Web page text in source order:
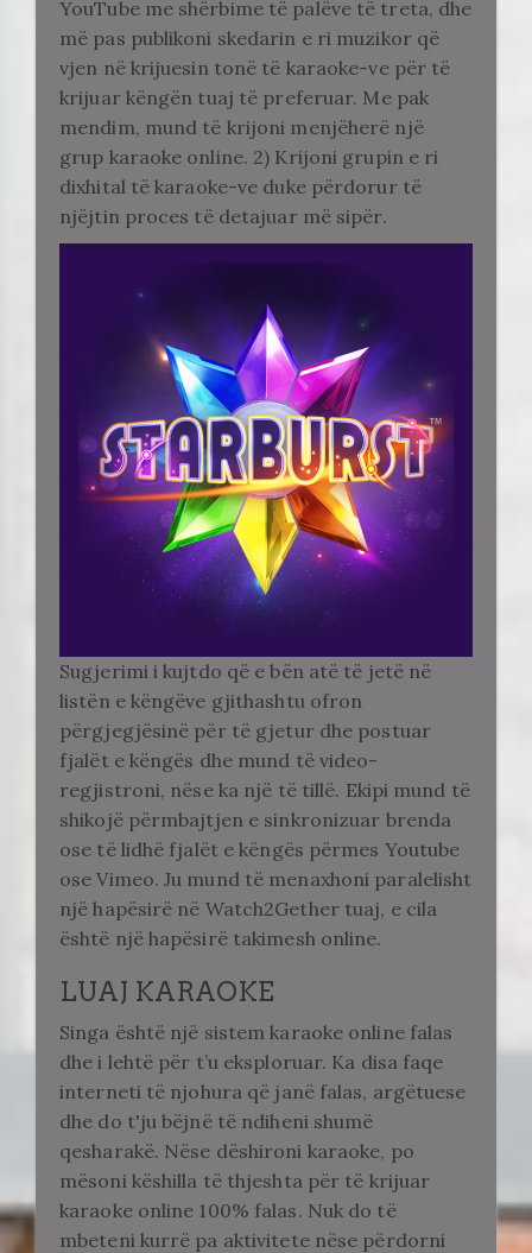
YouTube me shërbime të palëve të treta, dhe
më pas publikoni skedarin e ri muzikor që
vjen në krijuesin tonë të karaoke-ve për të
krijuar këngën tuaj të preferuar. Me pak
mendim, mund të krijoni menjëherë një
grup karaoke online. 2) Krijoni grupin e ri
dixhital të karaoke-ve duke përdorur të
njëjtin proces të detajuar më sipër.
Sugjerimi i kujtdo që e bën atë të jetë në
listën e këngëve gjithashtu ofron
përgjegjësinë për të gjetur dhe postuar
fjalët e këngës dhe mund të video-
regjistroni, nëse ka një të tillë. Ekipi mund të
shikojë përmbajtjen e sinkronizuar brenda
ose të lidhë fjalët e këngës përmes Youtube
ose Vimeo. Ju mund të menaxhoni paralelisht
një hapësirë ​​në Watch2Gether tuaj, e cila
është një hapësirë ​​takimesh online.
LUAJ KARAOKE
Singa është një sistem karaoke online falas
dhe i lehtë për t’u eksploruar. Ka disa faqe
interneti të njohura që janë falas, argëtuese
dhe do t'ju bëjnë të ndiheni shumë
qesharakë. Nëse dëshironi karaoke, po
mësoni këshilla të thjeshta për të krijuar
karaoke online 100% falas. Nuk do të
mbeteni kurrë pa aktivitete nëse përdorni